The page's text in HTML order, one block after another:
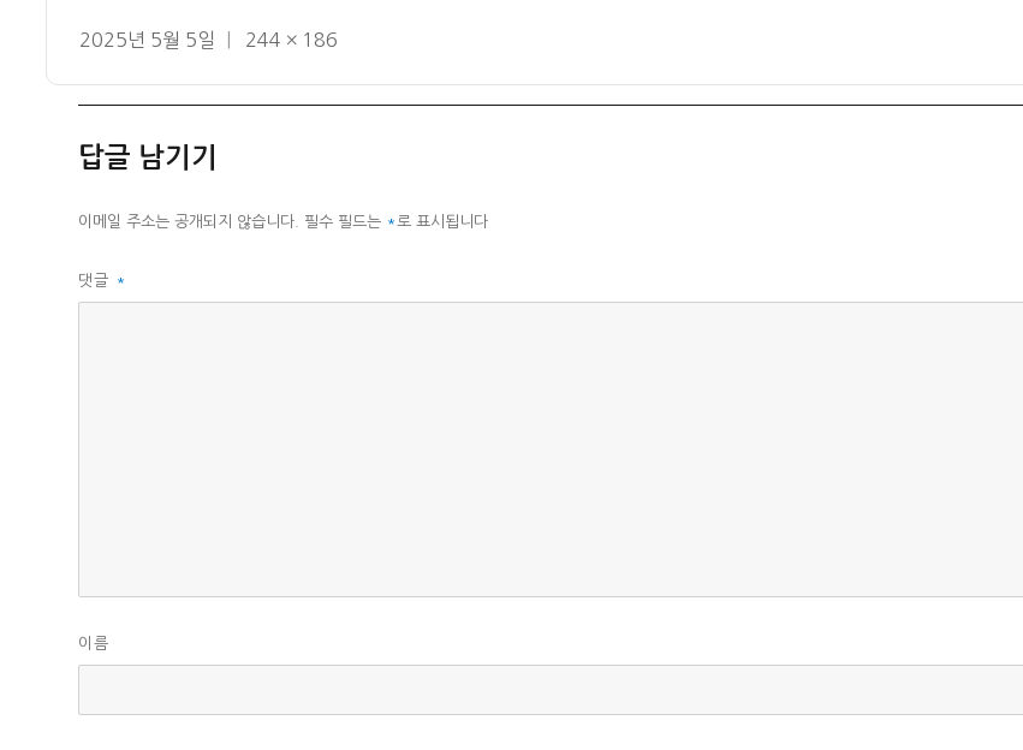
작
2025년 5월 5일
전
244 × 186
답글 남기기
이메일 주소는 공개되지 않습니다. 필수 필드는 *로 표시됩니다
댓글 *
이름